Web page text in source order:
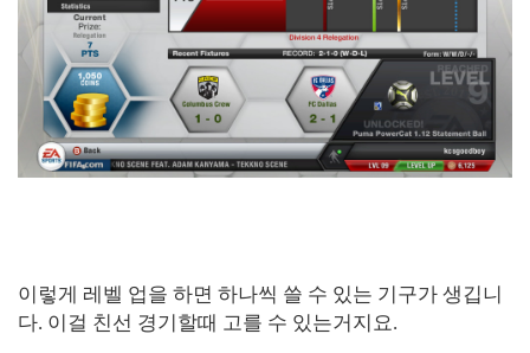
이렇게 레벨 업을 하면 하나씩 쓸 수 있는 기구가 생깁니
다. 이걸 친선 경기할때 고를 수 있는거지요.